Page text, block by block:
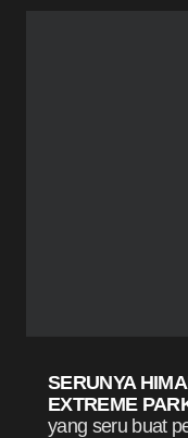
SERUNYA
EXTREME
yang seru buat